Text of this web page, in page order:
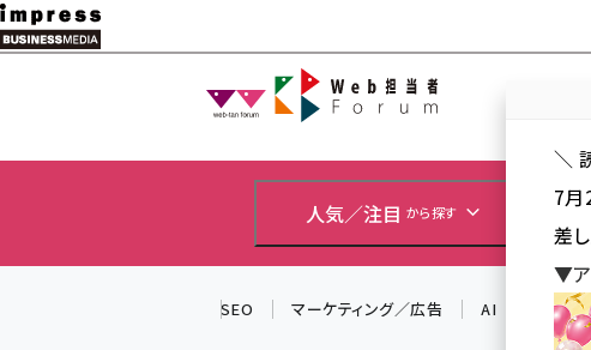
メ
イ
Web担当者Forum
人気／注目 から探す カ
SEO マーケティング／広告 AI SNS
＼
7月
差
▼ア